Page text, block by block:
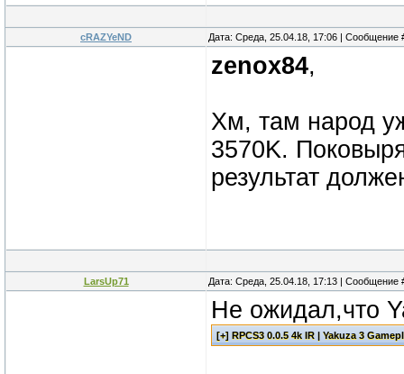
cRAZYeND Дата: Среда, 25.04.18, 17:06 | Сообщение
zenox84,
Хм, там народ
3570K.
результат
LarsUp71 Дата: Среда, 25.04.18, 17:13 | Сообщение
Не ожидал,что